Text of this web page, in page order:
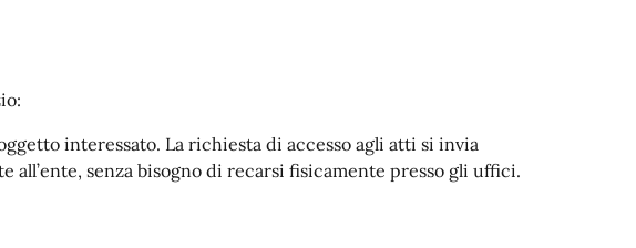
interessato. La richiesta di accesso agli atti si invia
all’ente, senza bisogno di recarsi fisicamente presso gli uffici.